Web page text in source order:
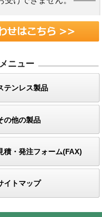
ニュー
テンレス製品
の他の製品
積・発注フォーム(FAX)
イトマップ